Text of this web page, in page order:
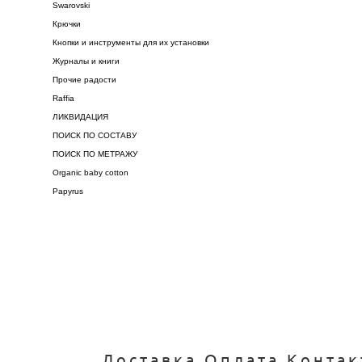
Swarovski
Крючки
Кнопки и инструменты для их установки
Журналы и книги
Прочие радости
Raffia
ЛИКВИДАЦИЯ
ПОИСК ПО СОСТАВУ
ПОИСК ПО МЕТРАЖУ
Organic baby cotton
Papyrus